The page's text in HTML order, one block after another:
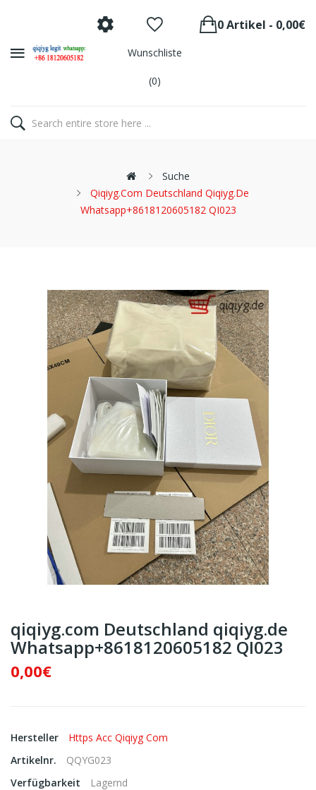
Wunschliste
(0)
0 Artikel - 0,00€
Suche
Qiqiyg.com Deutschland Qiqiyg.de
Whatsapp+8618120605182 QI023
qiqiyg.com Deutschland qiqiyg.de
Whatsapp+8618120605182 QI023
0,00€
Hersteller
Https Acc Qiqiyg Com
Artikelnr.
QQYG023
Verfügbarkeit
Lagernd